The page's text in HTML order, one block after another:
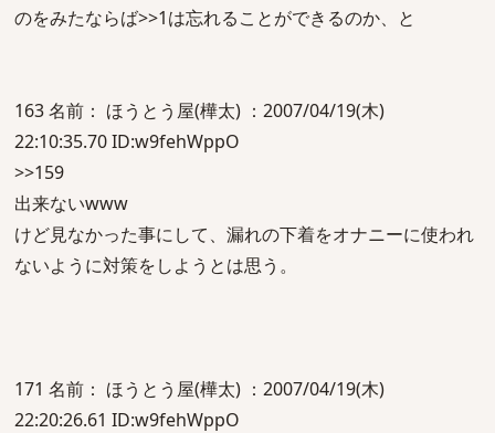
のをみたならば>>1は忘れることができるのか、と
163 名前： ほうとう屋(樺太) ：2007/04/19(木)
22:10:35.70 ID:w9fehWppO
>>159
出来ないwww
けど見なかった事にして、漏れの下着をオナニーに使われ
ないように対策をしようとは思う。
171 名前： ほうとう屋(樺太) ：2007/04/19(木)
22:20:26.61 ID:w9fehWppO